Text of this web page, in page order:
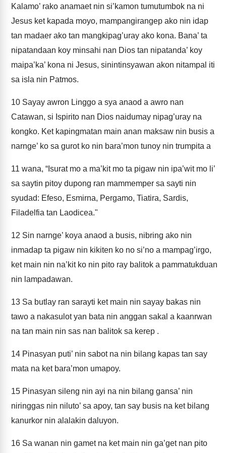
Kalamo’ rako anamaet nin si’kamon tumutumbok na ni
Jesus ket kapada moyo, mampangirangep ako nin idap
tan madaer ako tan mangkipag’uray ako kona. Bana’ ta
nipatandaan koy minsahi nan Dios tan nipatanda’ koy
maipa’ka’ kona ni Jesus, sinintinsyawan akon nitampal iti
sa isla nin Patmos.
10 Sayay awron Linggo a sya anaod a awro nan
Catawan, si Ispirito nan Dios naidumay nipag’uray na
kongko. Ket kapingmatan main anan maksaw nin busis a
narnge’ ko sa gurot ko nin bara’mon tunoy nin trumpita a
11 wana, “Isurat mo a ma’kit mo ta pigaw nin ipa’wit mo li’
sa saytin pitoy dupong ran mammemper sa sayti nin
syudad: Efeso, Esmirna, Pergamo, Tiatira, Sardis,
Filadelfia tan Laodicea."
12 Sin narnge’ koya anaod a busis, nibring ako nin
inmadap ta pigaw nin kikiten ko no si’no a mampag’irgo,
ket main nin na’kit ko nin pito ray balitok a pammatukduan
nin lampadawan.
13 Sa butlay ran sarayti ket main nin sayay bakas nin
tawo a nakasulot yan bata nin anggan sakal a kaanrwan
na tan main nin sas nan balitok sa kerep .
14 Pinasyan puti’ nin sabot na nin bilang kapas tan say
mata na ket bara’mon umapoy.
15 Pinasyan sileng nin ayi na nin bilang gansa’ nin
niringgas nin niluto’ sa apoy, tan say busis na ket bilang
kanurkor nin alalakin daluyon.
16 Sa wanan nin gamet na ket main nin ga’get nan pito